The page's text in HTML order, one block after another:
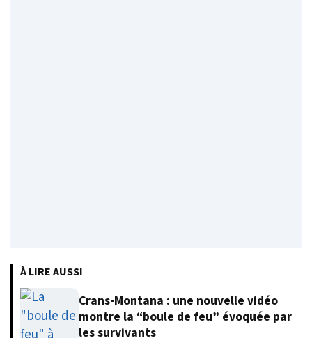
À LIRE AUSSI
Crans-Montana : une nouvelle vidéo
montre la “boule de feu” évoquée par
les survivants